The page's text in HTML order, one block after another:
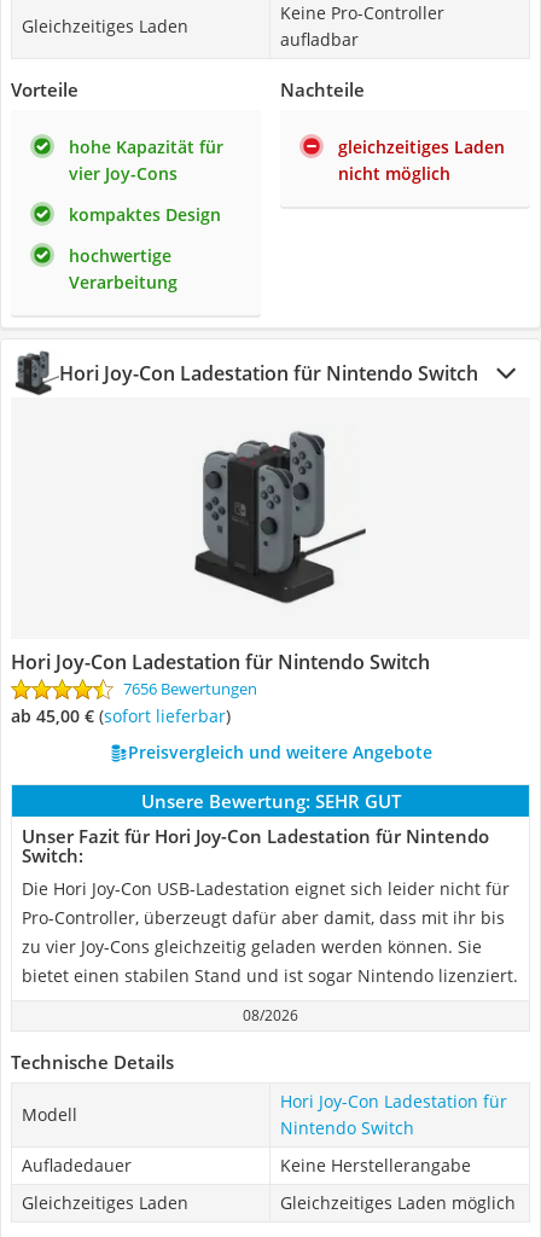
Gleichzeitiges Laden
Keine Pro-Controller
aufladbar
Vorteile
hohe Kapazität für
vier Joy-Cons
kompaktes Design
hochwertige
Verarbeitung
Nachteile
gleichzeitiges Laden
nicht möglich
Hori Joy-Con Ladestation für Nintendo Switch
Hori Joy-Con Ladestation für Nintendo Switch
7656 Bewertungen
ab 45,00 € ( Sofort lieferbar)
Preisvergleich und weitere Angebote
Unsere Bewertung: SEHR GUT
Unser Fazit für Hori Joy-Con Ladestation für Nintendo
Switch:
Die Hori Joy-Con USB-Ladestation eignet sich leider nicht für
Pro-Controller, überzeugt dafür aber damit, dass mit ihr bis
zu vier Joy-Cons gleichzeitig geladen werden können. Sie
bietet einen stabilen Stand und ist sogar Nintendo lizenziert.
08/2026
Technische Details
Modell
Hori Joy-Con Ladestation für
Nintendo Switch
Aufladedauer
Keine Herstellerangabe
Gleichzeitiges Laden
Gleichzeitiges Laden möglich